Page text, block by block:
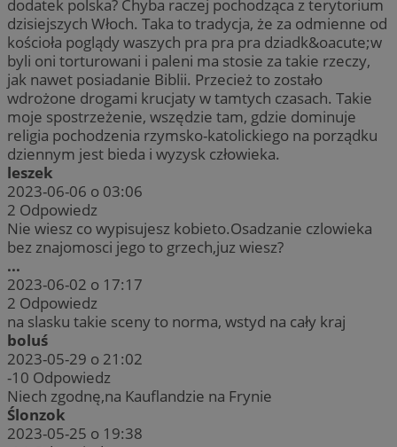
dodatek polska? Chyba raczej pochodząca z terytorium
dzisiejszych Włoch. Taka to tradycja, że za odmienne od
kościoła poglądy waszych pra pra pra dziadk&oacute;w
byli oni torturowani i paleni ma stosie za takie rzeczy,
jak nawet posiadanie Biblii. Przecież to zostało
wdrożone drogami krucjaty w tamtych czasach. Takie
moje spostrzeżenie, wszędzie tam, gdzie dominuje
religia pochodzenia rzymsko-katolickiego na porządku
dziennym jest bieda i wyzysk człowieka.
leszek
2023-06-06 o 03:06
2 Odpowiedz
Nie wiesz co wypisujesz kobieto.Osadzanie czlowieka
bez znajomosci jego to grzech,juz wiesz?
...
2023-06-02 o 17:17
2 Odpowiedz
na slasku takie sceny to norma, wstyd na cały kraj
boluś
2023-05-29 o 21:02
-10 Odpowiedz
Niech zgodnę,na Kauflandzie na Frynie
Ślonzok
2023-05-25 o 19:38